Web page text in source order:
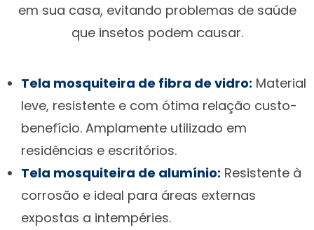
em sua casa, evitando problemas de saúde
que insetos podem causar.
Tela mosquiteira de fibra de vidro: Material
leve, resistente e com ótima relação custo-
benefício. Amplamente utilizado em
residências e escritórios.
Tela mosquiteira de alumínio: Resistente à
corrosão e ideal para áreas externas
expostas a intempéries.